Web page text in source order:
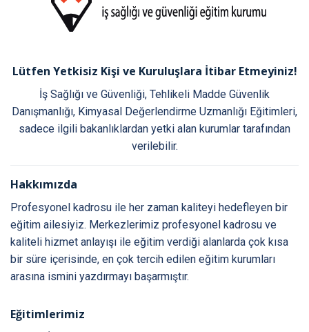
Lütfen Yetkisiz Kişi ve Kuruluşlara İtibar Etmeyiniz!
İş Sağlığı ve Güvenliği, Tehlikeli Madde Güvenlik
Danışmanlığı, Kimyasal Değerlendirme Uzmanlığı Eğitimleri,
sadece ilgili bakanlıklardan yetki alan kurumlar tarafından
verilebilir.
Hakkımızda
Profesyonel kadrosu ile her zaman kaliteyi hedefleyen bir
eğitim ailesiyiz. Merkezlerimiz profesyonel kadrosu ve
kaliteli hizmet anlayışı ile eğitim verdiği alanlarda çok kısa
bir süre içerisinde, en çok tercih edilen eğitim kurumları
arasına ismini yazdırmayı başarmıştır.
Eğitimlerimiz